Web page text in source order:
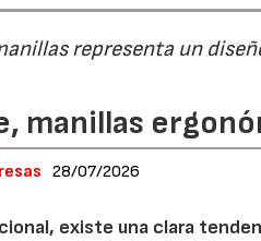
representa un
manillas
28/07/2026
existe una clara